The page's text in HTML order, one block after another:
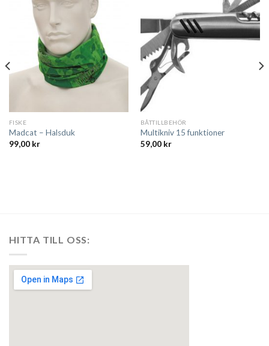
FISKE
Madcat – Halsduk
99,00 kr
BÅTTILLBEHÖR
Multikniv 15 funktioner
59,00 kr
HITTA TILL OSS: